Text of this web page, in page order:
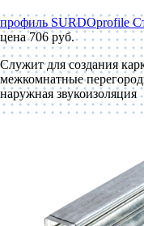
профиль SURDOprofile
цена 706 руб.
Служит для создания
межкомнатные
наружная звукоизоляция